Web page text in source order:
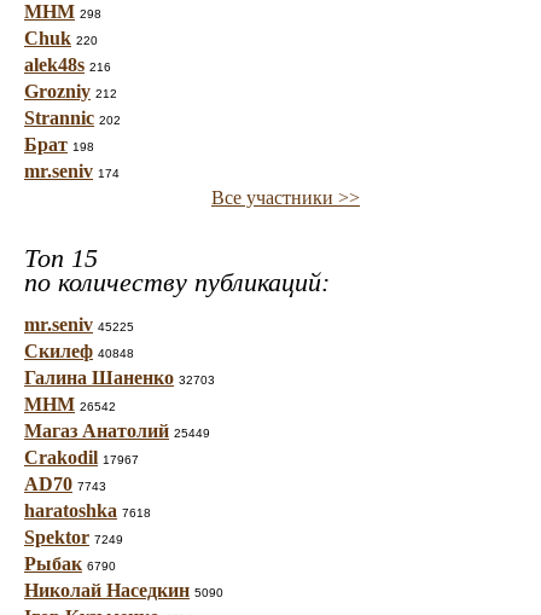
МНМ 298
Chuk 220
alek48s 216
Grozniy 212
Strannic 202
Брат 198
mr.seniv 174
Все участники >>
Топ 15
по количеству публикаций:
mr.seniv 45225
Скилеф 40848
Галина Шаненко 32703
МНМ 26542
Магаз Анатолий 25449
Crakodil 17967
AD70 7743
haratoshka 7618
Spektor 7249
Рыбак 6790
Николай Наседкин 5090